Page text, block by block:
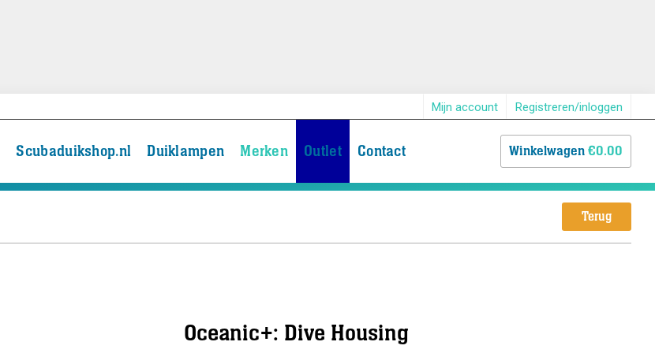
Mijn account Registreren/inloggen
Scubaduikshop.nl Duiklampen Merken Outlet Contact Winkelwagen€0.00
Terug
Oceanic+: Dive Housing